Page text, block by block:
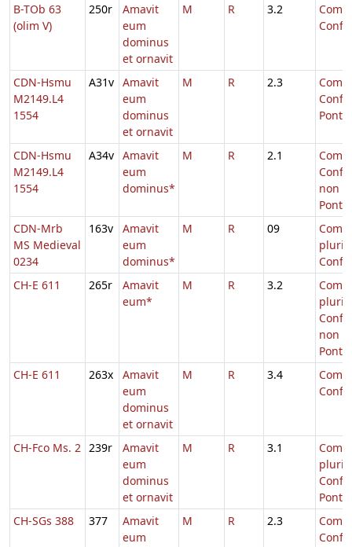
B-TOb 63
(olim V)
250r
Amavit
eum
dominus
et ornavit
M R 3.2
CDN-Hsmu
M2149.L4
1554
A31v Amavit
eum
dominus
et ornavit
M R 2.3
CDN-Hsmu
M2149.L4
1554
A34v Amavit
eum
dominus*
M R 2.1
non
CDN-Mrb
MS Medieval
0234
163v
Amavit
eum
dominus*
M R 09
CH-E 611
265r
Amavit
eum*
M R 3.2
non
CH-E 611
263x
Amavit
eum
dominus
et ornavit
M R 3.4
CH-Fco Ms. 2 239r
Amavit
eum
dominus
et ornavit
M R 3.1
CH-SGs 388
377
Amavit
eum
M R 2.3